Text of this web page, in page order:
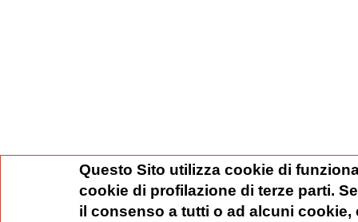
Questo Sito utilizza cookie di
cookie di profilazione di terze parti.
il consenso a tutti o ad alcuni